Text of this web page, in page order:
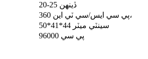
20-25 ڏينهن
360 پي سي ايس/سي ٽي اين،
50*41*44 سينٽي ميٽر
96000 پي سي